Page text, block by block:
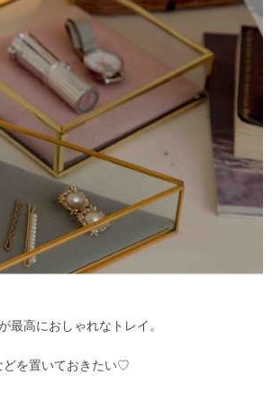
最高におしゃれなトレイ。
どを置いておきたい♡